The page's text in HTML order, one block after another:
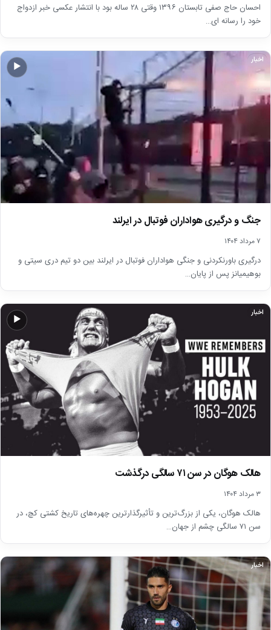
احسان حاج صفی تابستان ۱۳۹۶ وقتی ۲۸ ساله بود با انتشار عکسی خبر ازدواج
خود را رسانه ای…
▶
اخبار
جنگ و درگیری هواداران فوتبال در ایرلند
۷ مرداد ۱۴۰۴
درگیری باورنکردنی و جنگی هواداران فوتبال در ایرلند بین دو تیم دری سیتی و
بوهیمیانز پس از پایان…
▶
اخبار
هالک هوگان در سن ۷۱ سالگی درگذشت
۳ مرداد ۱۴۰۴
هالک هوگان، یکی از بزرگ‌ترین و تأثیرگذارترین چهره‌های تاریخ کشتی کچ، در
سن ۷۱ سالگی چشم از جهان…
اخبار